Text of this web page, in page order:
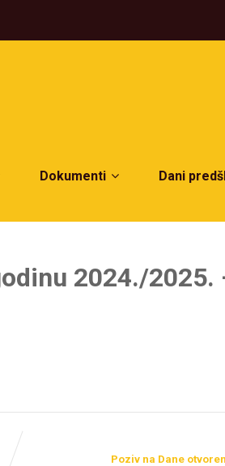
Dokumenti Dani
2024./2025.
Poziv na Dane